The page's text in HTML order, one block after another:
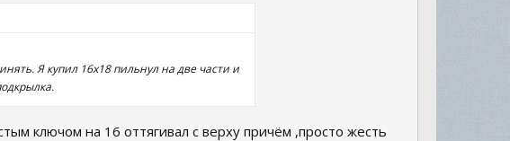
Я купил 16х18 пильнул на две части и
ключом на 16 оттягивал с верху причём ,просто жесть